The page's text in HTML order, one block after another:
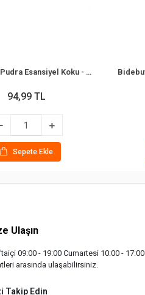
Bidebuvar Pudra Esansiyel Koku - 10 ml - Esans Yağ
94,99 TL
Sepete Ekle
Ulaşın
09:00 - 19:00 Cumartesi 10:00 - 17:00
arasında ulaşabilirsiniz.
Takip Edin